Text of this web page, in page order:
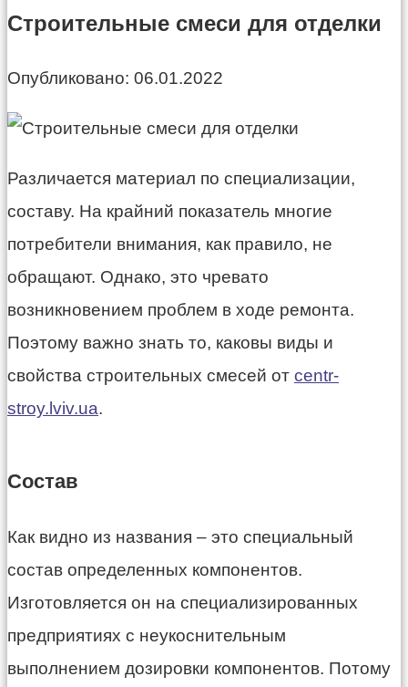
Строительные смеси для отделки
Опубликовано: 06.01.2022
Различается материал по специализации,
составу. На крайний показатель многие
потребители внимания, как правило, не
обращают. Однако, это чревато
возникновением проблем в ходе ремонта.
Поэтому важно знать то, каковы виды и
свойства строительных смесей от centr-
stroy.lviv.ua.
Состав
Как видно из названия – это специальный
состав определенных компонентов.
Изготовляется он на специализированных
предприятиях с неукоснительным
выполнением дозировки компонентов. Потому